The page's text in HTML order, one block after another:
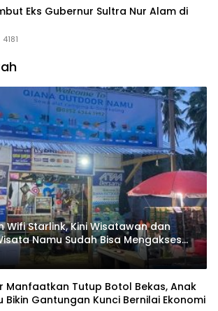
Eks Gubernur Sultra Nur Alam di
4181
Wifi Starlink, Kini Wisatawan dan
Namu Sudah Bisa Mengakses
Manfaatkan Tutup Botol Bekas, Anak
Bikin Gantungan Kunci Bernilai Ekonomi